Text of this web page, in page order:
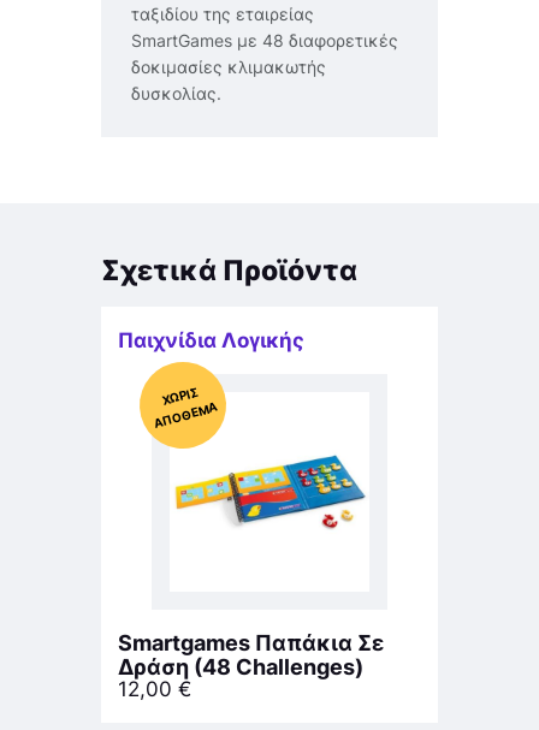
ταξιδίου της εταιρείας
SmartGames με 48 διαφορετικές
δοκιμασίες κλιμακωτής
δυσκολίας.
Σχετικά Προϊόντα
Παιχνίδια Λογικής
Χ
ΩΡΊΣ
Α
Π
Ό
ΘΕ
ΜΑ
Smartgames Παπάκια Σε
Δράση (48 Challenges)
12,00 €